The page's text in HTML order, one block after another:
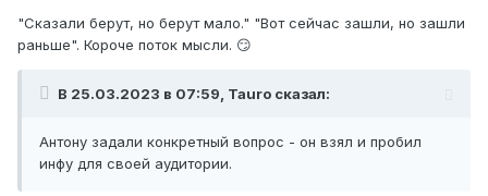
"Сказали берут, но берут мало." "Вот сейчас зашли, но зашли
раньше". Короче поток мысли. 😏
В 25.03.2023 в 07:59, Tauro сказал:
Антону задали конкретный вопрос - он взял и пробил
инфу для своей аудитории.